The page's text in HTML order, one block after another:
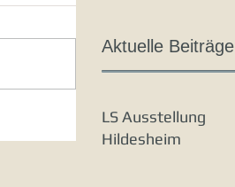
Aktuelle Beiträge
LS Ausstellung
Hildesheim